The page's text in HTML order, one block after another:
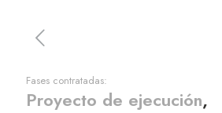
Fases contratadas:
Proyecto de ejecución